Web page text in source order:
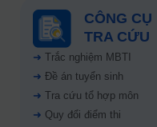
CÔNG CỤ
TRA CỨU
➜ Trắc nghiệm MBTI
➜ Đề án tuyển sinh
➜ Tra cứu tổ hợp môn
➜ Quy đổi điểm thi